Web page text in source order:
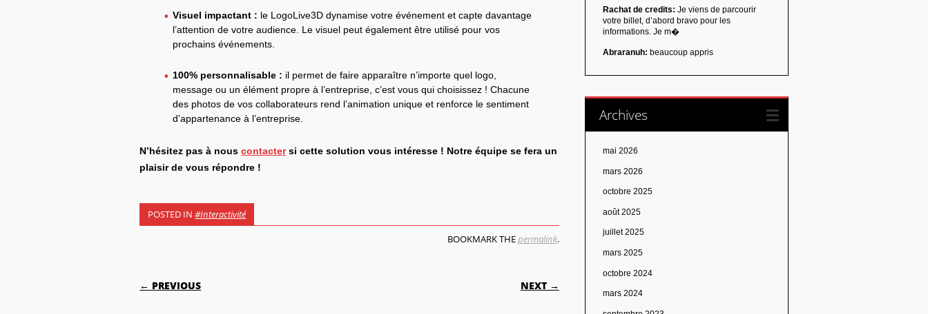
Visuel impactant : le LogoLive3D dynamise votre événement et capte davantage
l’attention de votre audience. Le visuel peut également être utilisé pour vos
prochains événements.
100% personnalisable : il permet de faire apparaître n’importe quel logo,
message ou un élément propre à l’entreprise, c’est vous qui choisissez ! Chacune
des photos de vos collaborateurs rend l’animation unique et renforce le sentiment
d’appartenance à l’entreprise.
N’hésitez pas à nouscontactersi cette solution vous intéresse ! Notre équipe se fera un
plaisir de vous répondre !
POSTED IN#Interactivité
BOOKMARK THEpermalink.
POST NAVIGATION
← PREVIOUS NEXT →
Rachat de credits: Je viens de parcourir
votre billet, d’abord bravo pour les
informations. Je m�
Abraranuh: beaucoup appris
Archives
mai 2026
mars 2026
octobre 2025
août 2025
juillet 2025
mars 2025
octobre 2024
mars 2024